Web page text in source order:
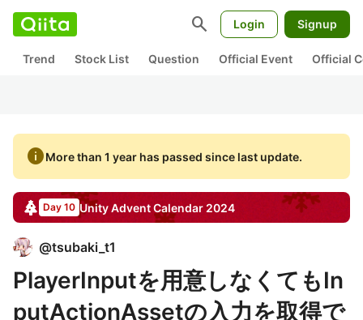
search Login Signup
Trend Stock List Question Official Event Official
infoMore than 1 year has passed since last update.
Day 10 UnityAdvent Calendar 2024
@tsubaki_t1
PlayerInputを用意しなくてもIn
putActionAssetの入力を取得で